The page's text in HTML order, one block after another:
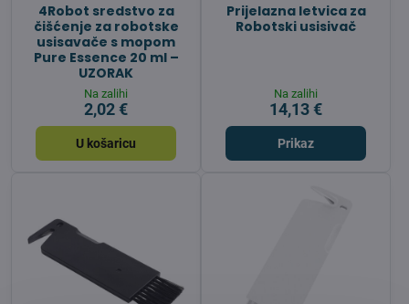
4Robot sredstvo za
čišćenje za robotske
usisavače s mopom
Pure Essence 20 ml –
UZORAK
Na zalihi
2,02 €
U košaricu
Prijelazna letvica za
Robotski usisivač
Na zalihi
14,13 €
Prikaz